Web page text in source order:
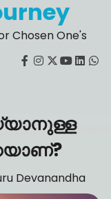
Chosen One's
facebook
instagram
twitter
youtube
Devanandha